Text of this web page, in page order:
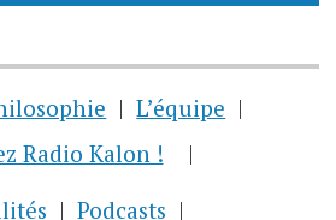
L’équipe
Radio Kalon !
Podcasts